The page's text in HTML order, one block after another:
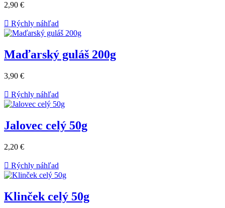
2,90 €
 Rýchly náhľad
Maďarský guláš 200g
3,90 €
 Rýchly náhľad
Jalovec celý 50g
2,20 €
 Rýchly náhľad
Klinček celý 50g